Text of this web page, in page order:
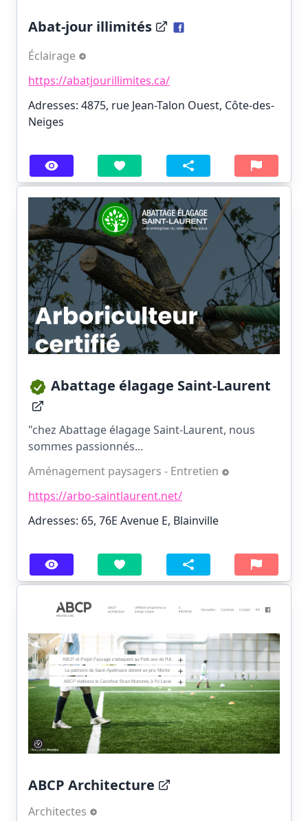
Abat-jour illimités
Éclairage
https://abatjourillimites.ca/
Adresses: 4875, rue Jean-Talon Ouest, Côte-des-
Neiges
Abattage élagage Saint-Laurent
"chez Abattage élagage Saint-Laurent, nous
sommes passionnés...
Aménagement paysagers - Entretien
https://arbo-saintlaurent.net/
Adresses: 65, 76E Avenue E, Blainville
ABCP Architecture
Architectes